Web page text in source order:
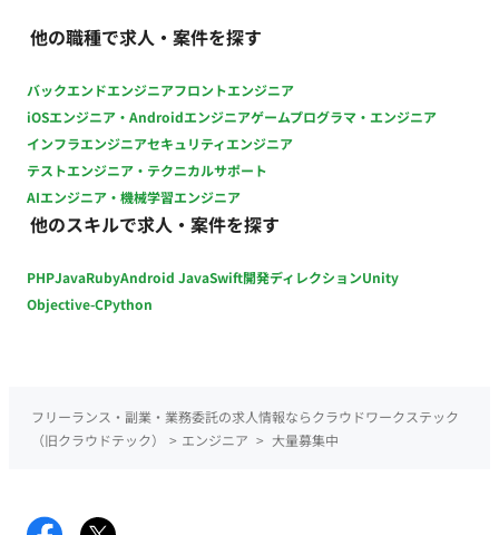
期 ・募集人数：3～4名 ・機器について：貸与想定(Mac) ・その
他：月末締め、25日支払い
他の職種で求人・案件を探す
バックエンドエンジニアフロントエンジニア
iOSエンジニア・Androidエンジニアゲームプログラマ・エンジニア
インフラエンジニアセキュリティエンジニア
テストエンジニア・テクニカルサポート
AIエンジニア・機械学習エンジニア
他のスキルで求人・案件を探す
PHPJavaRubyAndroid JavaSwift開発ディレクションUnity
Objective-CPython
フリーランス・副業・業務委託の求人情報ならクラウドワークステック
（旧クラウドテック）
> エンジニア > 大量募集中